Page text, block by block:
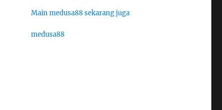
Main medusa88 sekarang juga
medusa88